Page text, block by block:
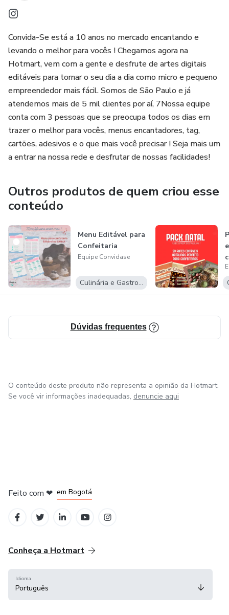
🌟 Transforme Ideias em Realidade: Personalize, crie e
encante seus clientes nesta Páscoa.
- Você irá se diferenciar da concorrência
- Você terá seu menu editável sempre disponível para
você editar via site CANVA no modo gratuito !
- Você em alguns cliques poderá facilmente fazer seu
menu de páscoa e compartilhar com seus clientes !
Convida-Se está a 10 anos no mercado encantando e
levando o melhor para vocês ! Chegamos agora na
Hotmart, vem com a gente e desfrute de artes digitais
editáveis para tornar o seu dia a dia como micro e pequeno
empreendedor mais fácil. Somos de São Paulo e já
atendemos mais de 5 mil clientes por aí, 7Nossa equipe
conta com 3 pessoas que se preocupa todos os dias em
trazer o melhor para vocês, menus encantadores, tag,
cartões, adesivos e o que mais você precisar ! Seja mais um
a entrar na nossa rede e desfrutar de nossas facilidades!
Outros produtos de quem criou esse
conteúdo
Menu Editável para
Confeitaria
Equipe Convidase
Culinária e Gastronomia
Dúvidas frequentes
O conteúdo deste produto não representa a opinião da Hotmart.
Se você vir informações inadequadas, denuncie aqui
Feito com ❤ em Bogotá
Conheça a Hotmart
Idioma
Português